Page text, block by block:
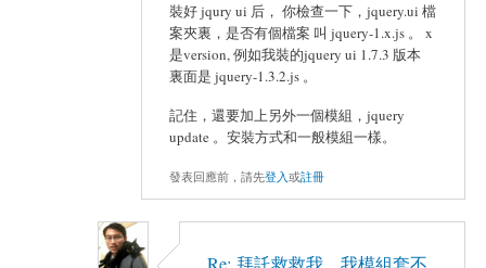
裝好 jqury ui 后， 你檢查一下，jquery.ui 檔
案夾裏，是否有個檔案 叫 jquery-1.x.js 。 x
是version, 例如我裝的jquery ui 1.7.3 版本
裏面是 jquery-1.3.2.js 。
記住，還要加上另外一個模組，jquery
update 。安裝方式和一般模組一樣。
發表回應前，請先登入或註冊